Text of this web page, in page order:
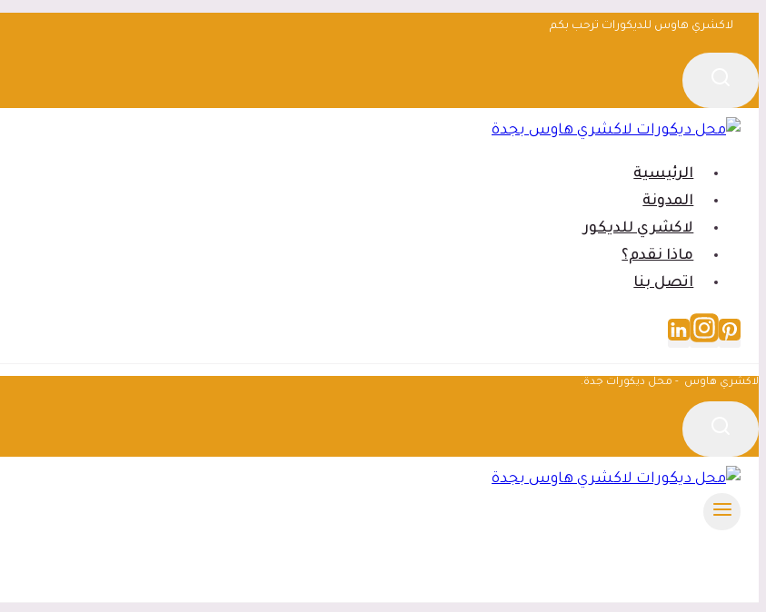
التجاوز
إلى
المحتوى
لاكشري هاوس للديكورات ترحب بكم
الرئيسية
المدونة
لاكشري للديكور
ماذا نقدم؟
اتصل بنا
لاكشري هاوس - محل ديكورات جدة.